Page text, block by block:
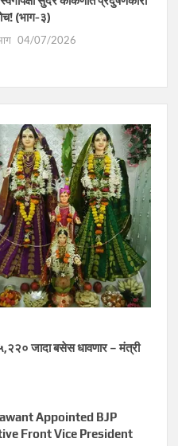
(भाग-३)
04/07/2026
जादा बसेस धावणार – मंत्री
Appointed BJP
Front Vice President